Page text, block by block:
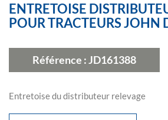
ENTRETOISE
POUR TRACTEURS JOHN
Référence :JD161388
Entretoise du distributeur relevage